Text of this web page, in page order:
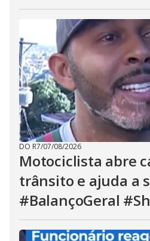
DO R7/07/08/2026
Motociclista abre
trânsito e ajuda a
#BalançoGeral